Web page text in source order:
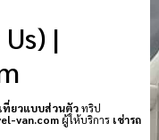
|
เที่ยวแบบส่วนตัวทริป
van.comผู้ให้บริการ เช่ารถ